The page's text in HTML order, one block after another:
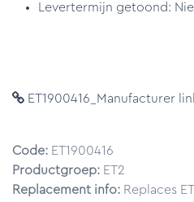
Levertermijn getoond:
ET1900416_Manufacturer
Code: ET1900416
Productgroep: ET2
Replacement info: Replaces